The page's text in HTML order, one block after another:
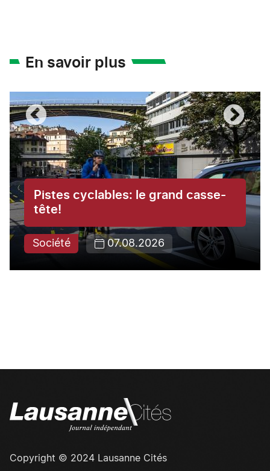
En savoir plus
Pistes cyclables: le grand casse-
tête!
Société 07.08.2026
Copyright © 2024 Lausanne Cités